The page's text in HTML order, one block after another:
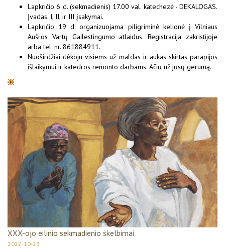
Lapkričio 6 d. (sekmadienis) 17.00 val. katechezė - DEKALOGAS.
Įvadas. I, II, ir III įsakymai.
Lapkričio 19 d. organizuojama piligriminė kelionė į Vilniaus
Aušros Vartų Gailestingumo atlaidus. Registracija zakristijoje
arba tel. nr. 861884911.
Nuoširdžiai dėkoju visiems už maldas ir aukas skirtas parapijos
išlaikymui ir katedros remonto darbams. Ačiū už jūsų gerumą.
XXX-ojo eilinio sekmadienio skelbimai
2022-10-23